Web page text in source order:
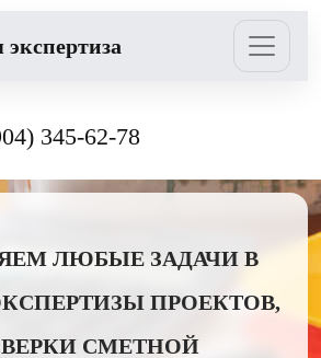
экспертиза
345-62-78
ЛЮБЫЕ ЗАДАЧИ В
ПРОЕКТОВ,
СМЕТНОЙ